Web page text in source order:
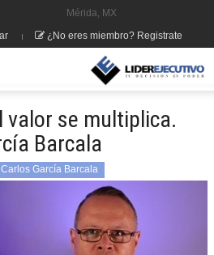
Mérida, MX
¿No eres miembro? Registrate
valor se multiplica.
Barcala
García Barcala